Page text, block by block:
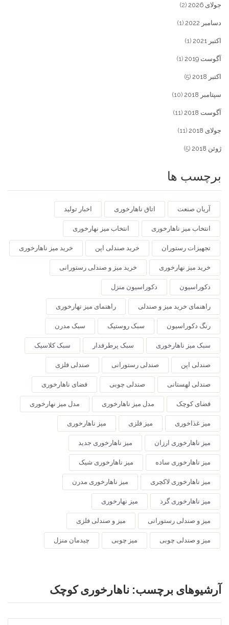
جولای 2026 (2)
دسامبر 2022 (1)
اکتبر 2021 (1)
آگوست 2019 (1)
اکتبر 2018 (5)
سپتامبر 2018 (10)
آگوست 2018 (11)
جولای 2018 (11)
ژوئن 2018 (5)
برچسب ها
آریان صنعت اتاق ناهارخوری اخبار تولید
انتخاب میز ناهارخوری انتخاب میز نهارخوری
تجهیزات رستوران خرید صندلی اپن خرید میز ناهارخوری
خرید میز نهارخوری خرید میز و صندلی رستورانی
دکوراسیون دکوراسیون منزل
راهنمای خرید میز و صندلی راهنمای میز نهارخوری
رنگ دکوراسیون سبک روستیک سبک مدرن
سبک میز ناهارخوری سبک پرطرفدار سبک کلاسیک
صندلی اپن صندلی رستورانی صندلی فلزی
صندلی لهستانی صندلی چوبی فضای ناهارخوری
فضای کوچک مدل میز ناهارخوری مدل میز نهارخوری
میز غذاخوری میز فلزی میز ناهارخوری
میز ناهارخوری ارزان میز ناهارخوری جدید
میز ناهارخوری ساده میز ناهارخوری شیک
میز ناهارخوری لاکچری میز ناهارخوری مدرن
میز ناهارخوری گرد میز نهارخوری
میز و صندلی رستورانی میز و صندلی فلزی
میز و صندلی چوبی میز چوبی چیدمان منزل
آرشیوهای برچسب: ناهارخوری کوچک